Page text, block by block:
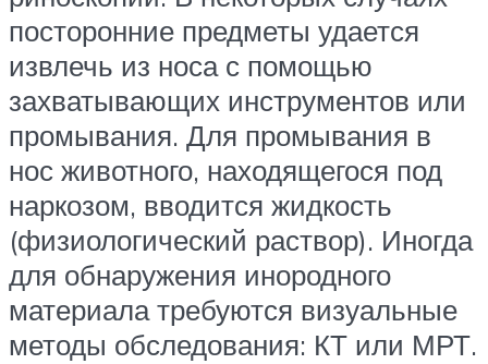
посторонние предметы удается
извлечь из носа с помощью
захватывающих инструментов или
промывания. Для промывания в
нос животного, находящегося под
наркозом, вводится жидкость
(физиологический раствор). Иногда
для обнаружения инородного
материала требуются визуальные
методы обследования: КТ или МРТ.